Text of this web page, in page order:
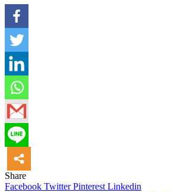
Share
Facebook TwitterPinterest Linkedin